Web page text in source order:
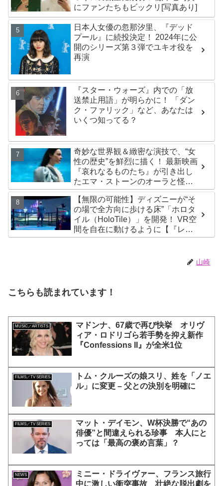
にファンたちもビックリ[写真あり]
日本人女優の忽那汐里、『デッド
プール』に続投決定！ 2024年に公
開のシリーズ第３弾でユキオ役を
再演
『スター・ウォーズ』内での「放
送禁止用語」が明らかに！ 「ダン
ク・ファリック」など、あなたは
いくつ知ってる？
奇妙な世界観＆緻密な演技で、“女
性の歴史”を鮮烈に描く！ 最新映画
『哀れなるものたち』が引き出し
たエマ・ストーンのオーラと怪
演、そして緻密すぎる演技力！ こ
れは女性の“自由意志”の物語［レビ
ュー＆解説］
【無限の可能性】ディズニーが“そ
の場で全方向に歩ける床”「ホロタ
イル（HoloTile）」を開発！ VR空
間を自在に動けるように【『レデ
ィプレ』実現への大きな一歩？】
山崎
こちらも読まれています！
MUSIC／ARTISTS
マドンナ、67歳で再び快挙 オリヴ
ィア・ロドリゴら若手勢を抑え新作
『Confessions II』が全米1位
FILMS／TV SERIES
トム・クルーズの娘スリ、姓を「ノエ
ル」に変更 – 父との決別を明確に
FILMS／TV SERIES
マット・デイモン、W杯決勝で“あの
俳優”と間違えられる珍事 本人にと
っては「最高の褒め言葉」？
NEWS
ミニー・ドライヴァー、フランス旅行
中に激しい衝突事故 壮絶な脱出劇を